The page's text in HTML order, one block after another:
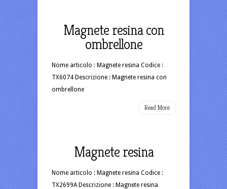
Magnete resina con
ombrellone
Nome articolo : Magnete resina Codice :
TX6074 Descrizione : Magnete resina con
ombrellone
Read More
Magnete resina
Nome articolo : Magnete resina Codice :
TX2699A Descrizione : Magnete resina